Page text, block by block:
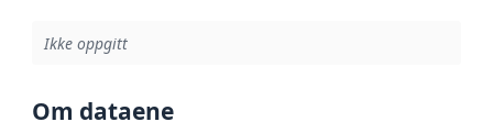
Ikke oppgitt
Om dataene